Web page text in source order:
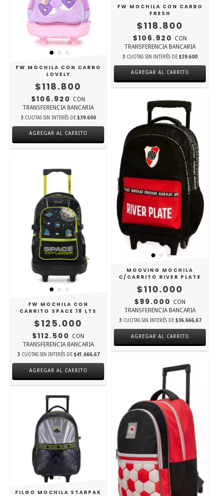
FW MOCHILA CON CARRO
LOVELY
$118.800
$106.920 CON
TRANSFERENCIA BANCARIA
3 CUOTAS SIN INTERÉS DE $39.600
AGREGAR AL CARRITO
FW MOCHILA CON CARRO
FRESH
$118.800
$106.920 CON
TRANSFERENCIA BANCARIA
3 CUOTAS SIN INTERÉS DE $39.600
AGREGAR AL CARRITO
FW MOCHILA CON
CARRITO SPACE 18 LTS
$125.000
$112.500 CON
TRANSFERENCIA BANCARIA
3 CUOTAS SIN INTERÉS DE $41.666,67
MOOVING MOCHILA
C/CARRITO RIVER PLATE
$110.000
$99.000 CON
TRANSFERENCIA BANCARIA
3 CUOTAS SIN INTERÉS DE $36.666,67
FILGO MOCHILA STARPAK